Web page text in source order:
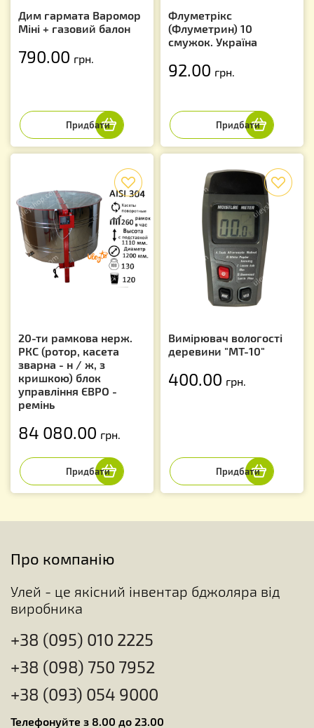
Дим гармата Варомор
Міні + газовий балон
790.00 грн.
Флуметрікс
(Флуметрин) 10
смужок. Україна
92.00 грн.
20-ти рамкова нерж.
РКС (ротор, касета
зварна - н / ж, з
кришкою) блок
управління ЄВРО -
ремінь
84 080.00 грн.
Вимірювач вологості
деревини "МТ-10"
400.00 грн.
Про компанію
Улей - це якісний інвентар бджоляра від
виробника
+38 (095) 010 2225
+38 (098) 750 7952
+38 (093) 054 9000
Телефонуйте з 8.00 до 23.00